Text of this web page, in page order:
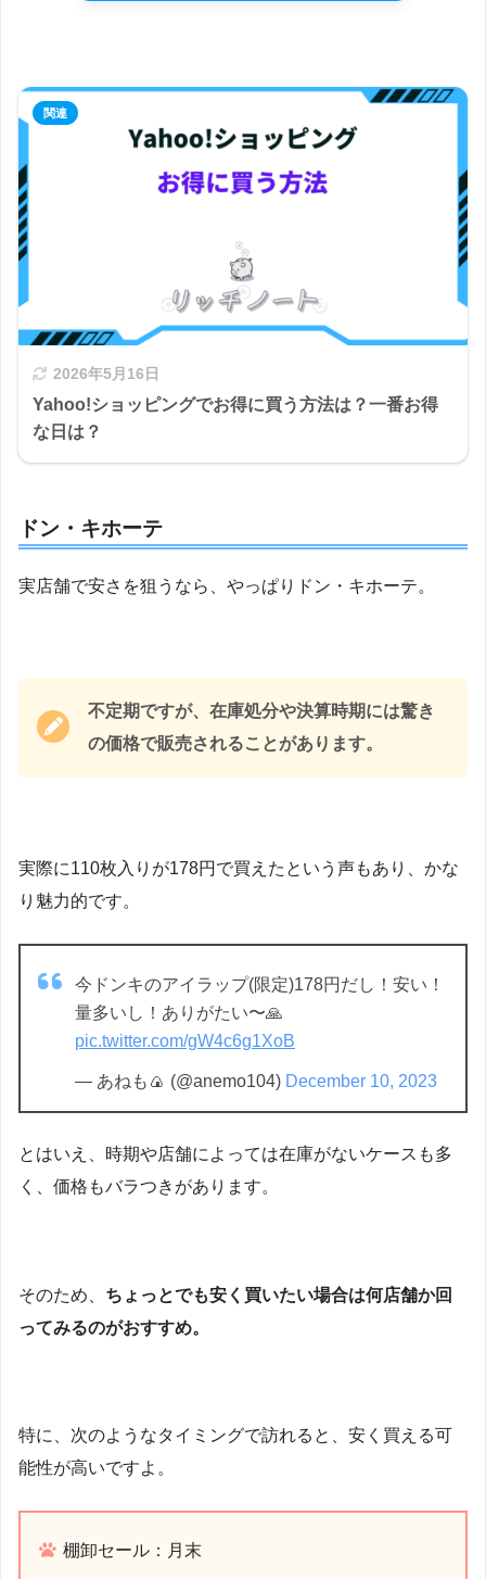
2026年5月16日
Yahoo!ショッピングでお得に買う方法は？一番お得
な日は？
ドン・キホーテ
実店舗で安さを狙うなら、やっぱりドン・キホーテ。
不定期ですが、在庫処分や決算時期には驚き
の価格で販売されることがあります。
実際に110枚入りが178円で買えたという声もあり、かな
り魅力的です。
今ドンキのアイラップ(限定)178円だし！安い！
量多いし！ありがたい〜🙏
pic.twitter.com/gW4c6g1XoB
— あねも🍙 (@anemo104) December 10, 2023
とはいえ、時期や店舗によっては在庫がないケースも多
く、価格もバラつきがあります。
そのため、 ちょっとでも安く買いたい場合は何店舗か回
ってみるのがおすすめ。
特に、次のようなタイミングで訪れると、安く買える可
能性が高いですよ。
棚卸セール：月末